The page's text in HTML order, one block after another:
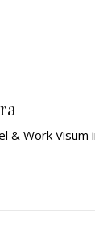
& Work Visum